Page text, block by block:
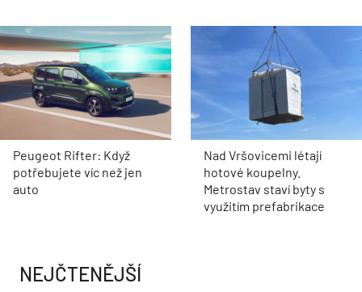
Peugeot Rifter: Když
potřebujete víc než jen
auto
Nad Vršovicemi létají
hotové koupelny.
Metrostav staví byty s
využitím prefabrikace
NEJČTENĚJŠÍ